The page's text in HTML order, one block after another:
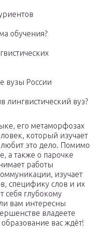
обучения?
вузы России
лингвистический вуз?
его метаморфозах
который изучает
это дело. Помимо
а также о парочке
работы
изучает
специфику слов и их
себя глубокому
вам интересны
владеете
вас ждёт!